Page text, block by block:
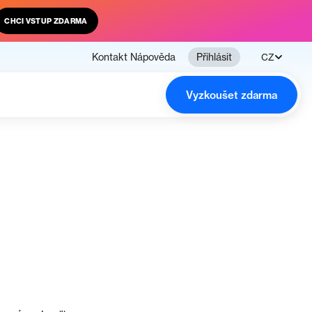
CHCI VSTUP ZDARMA
Kontakt Nápověda Přihlásit CZ
Vyzkoušet zdarma